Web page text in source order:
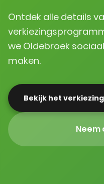
Ontdek alle details
we Oldebroek
maken.
Bekijk het